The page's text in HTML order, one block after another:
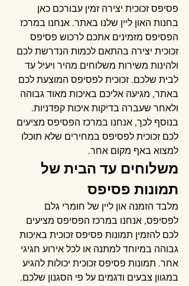
פסיפס זכוכית יצירה זמין עבורכם כאן
בחנות האון ליין שלנו באתר. אנחנו במרכז
הפסיפס מזמינים אתכם לרכוש פסיפס
זכוכית יצירה בהתאם לכמות הנדרשת לכם
ולהינות משירות משלוחים מהיר ויעיל עד
לבית שלכם. זכוכית לפסיפס המוצעת לכם
באתר, מגיעה אליכם באיכות מאוד גבוהה
ולאחר שעברה בדיקות איכות קפדניות.
בנוסף לכך, אנחנו במרכז הפסיפס מציעים
לכם זכוכית לפסיפס במחירים שלא תוכלו
למצוא באף מקום אחר.
משלוחים עד הבית של
תמונות פסיפס
מלבד הזמנה און ליין של חומרי גלם
לפסיפס, אנחנו במרכז הפסיפס מציעים
לכם להזמין תמונות פסיפס זכוכית באיכות
גבוהה במיוחד למתנה או לכל אירוע חגיגי
אחר. תמונות פסיפס זכוכית יכולות להגיע
במגוון צבעים ודגמים על פי הסגנון שלכם.